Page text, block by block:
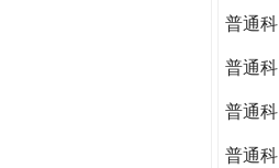
普通科
普通科
普通科
普通科